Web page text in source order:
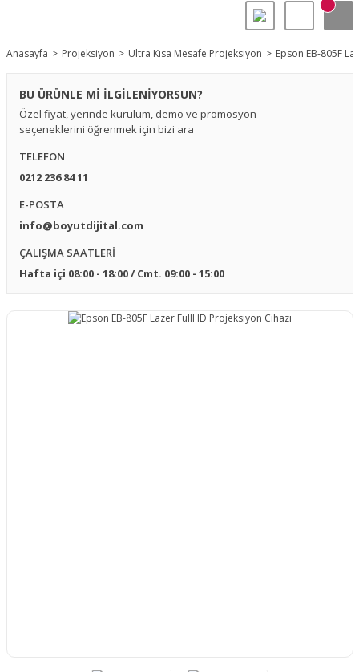
Anasayfa Projeksiyon Ultra Kısa Mesafe Projeksiyon Epson EB-805F
BU ÜRÜNLE Mİ İLGİLENİYORSUN?
Özel fiyat, yerinde kurulum, demo ve promosyon
seçeneklerini öğrenmek için bizi ara
TELEFON
0212 236 84 11
E-POSTA
info@boyutdijital.com
ÇALIŞMA SAATLERİ
Hafta içi 08:00 - 18:00 / Cmt. 09:00 - 15:00